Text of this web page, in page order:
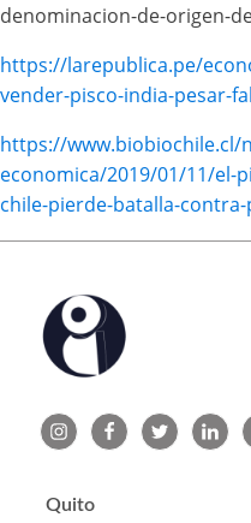
denominacion-de-origen-
https://larepublica.pe/
vender-pisco-india-pesar-
https://
economica/2019/01/11/el-
chile-pierde-batalla-
Quito